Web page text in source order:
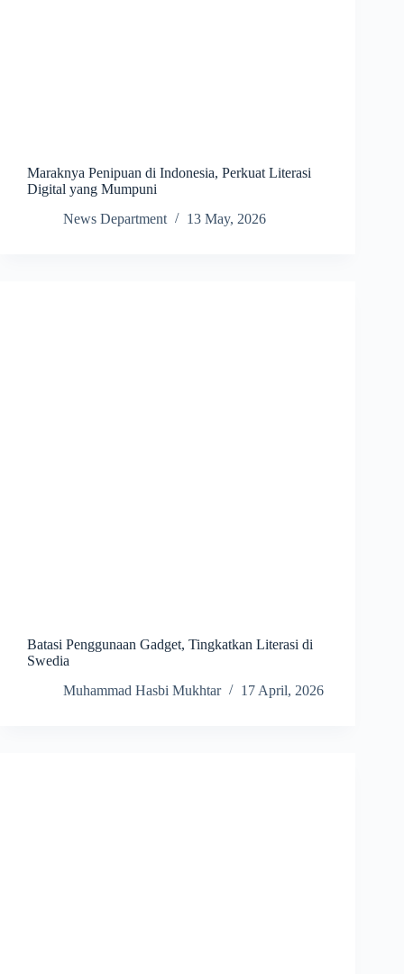
Maraknya Penipuan di Indonesia, Perkuat Literasi
Digital yang Mumpuni
News Department
13 May, 2026
Batasi Penggunaan Gadget, Tingkatkan Literasi di
Swedia
Muhammad Hasbi Mukhtar
17 April, 2026